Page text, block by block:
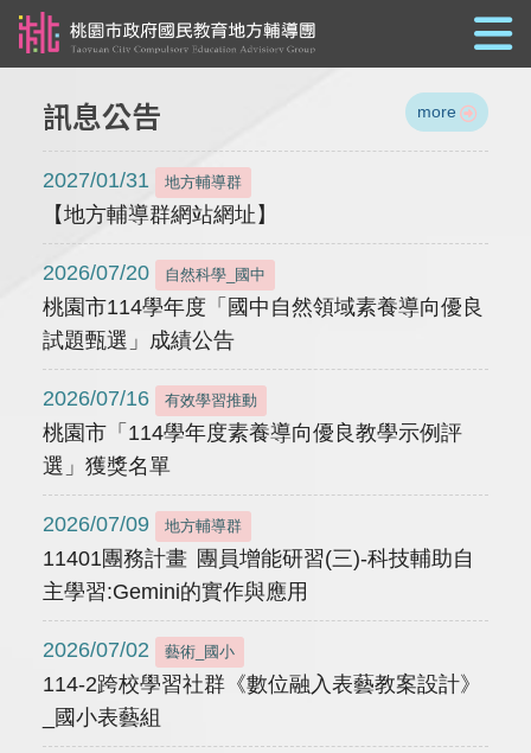
訊息公告 more
2027/01/31 地方輔導群
【地方輔導群網站網址】
2026/07/20 自然科學_國中
桃園市114學年度「國中自然領域素養導向優良
試題甄選」成績公告
2026/07/16 有效學習推動
桃園市「114學年度素養導向優良教學示例評
選」獲獎名單
2026/07/09 地方輔導群
11401團務計畫 團員增能研習(三)-科技輔助自
主學習:Gemini的實作與應用
2026/07/02 藝術_國小
114-2跨校學習社群《數位融入表藝教案設計》
_國小表藝組